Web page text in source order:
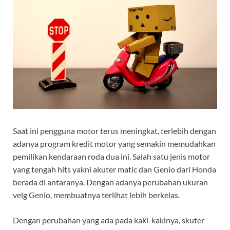
Saat ini pengguna motor terus meningkat, terlebih dengan
adanya program kredit motor yang semakin memudahkan
pemilikan kendaraan roda dua ini. Salah satu jenis motor
yang tengah hits yakni akuter matic dan Genio dari Honda
berada di antaranya. Dengan adanya perubahan ukuran
velg Genio, membuatnya terlihat lebih berkelas.
Dengan perubahan yang ada pada kaki-kakinya, skuter